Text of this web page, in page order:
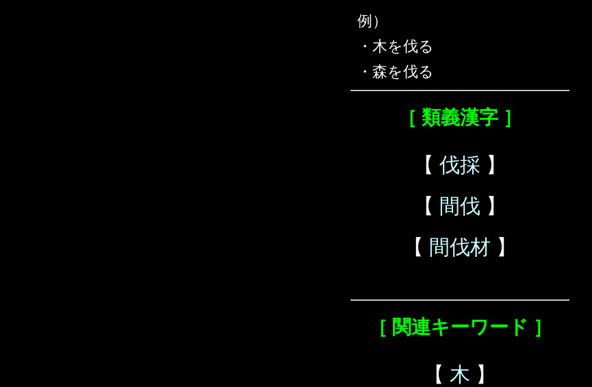
例）
・木を伐る
・森を伐る
［ 類義漢字 ］
【 伐採 】
【 間伐 】
【 間伐材 】
［ 関連キーワード ］
【 木 】